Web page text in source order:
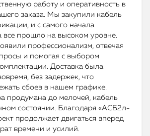
работу и оперативность в
заказа. Мы закупили кабель
и с самого начала
все прошло на высоком уровне.
профессионализм, отвечая
и помогая с выбором
Доставка была
без задержек, что
сбоев в нашем графике.
продумана до мелочей, кабель
состоянии. Благодаря «АСБ2л-
продолжает двигаться вперед
времени и усилий.